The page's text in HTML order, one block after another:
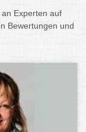
Experten auf
Bewertungen und